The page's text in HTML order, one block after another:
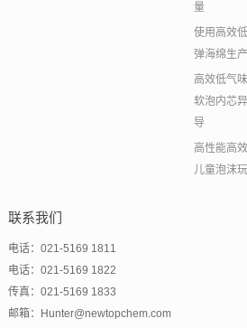
量
使用高效
弹海绵生
高效低气
软泡内芯
导
高性能高
儿童泡沫
联系我们
电话：021-5169 1811
电话：021-5169 1822
传真：021-5169 1833
邮箱：Hunter@newtopchem.com